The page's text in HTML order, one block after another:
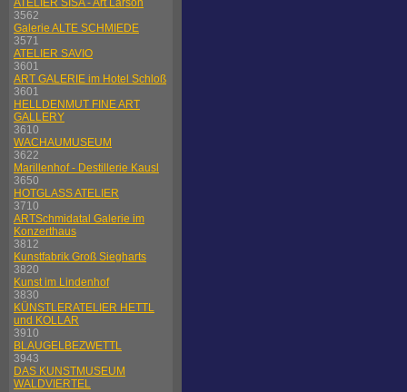
ATELIER SISA - Art Larson
3562
Galerie ALTE SCHMIEDE
3571
ATELIER SAVIO
3601
ART GALERIE im Hotel Schloß
3601
HELLDENMUT FINE ART
GALLERY
3610
WACHAUMUSEUM
3622
Marillenhof - Destillerie Kausl
3650
HOTGLASS ATELIER
3710
ARTSchmidatal Galerie im
Konzerthaus
3812
Kunstfabrik Groß Siegharts
3820
Kunst im Lindenhof
3830
KÜNSTLERATELIER HETTL
und KOLLAR
3910
BLAUGELBEZWETTL
3943
DAS KUNSTMUSEUM
WALDVIERTEL